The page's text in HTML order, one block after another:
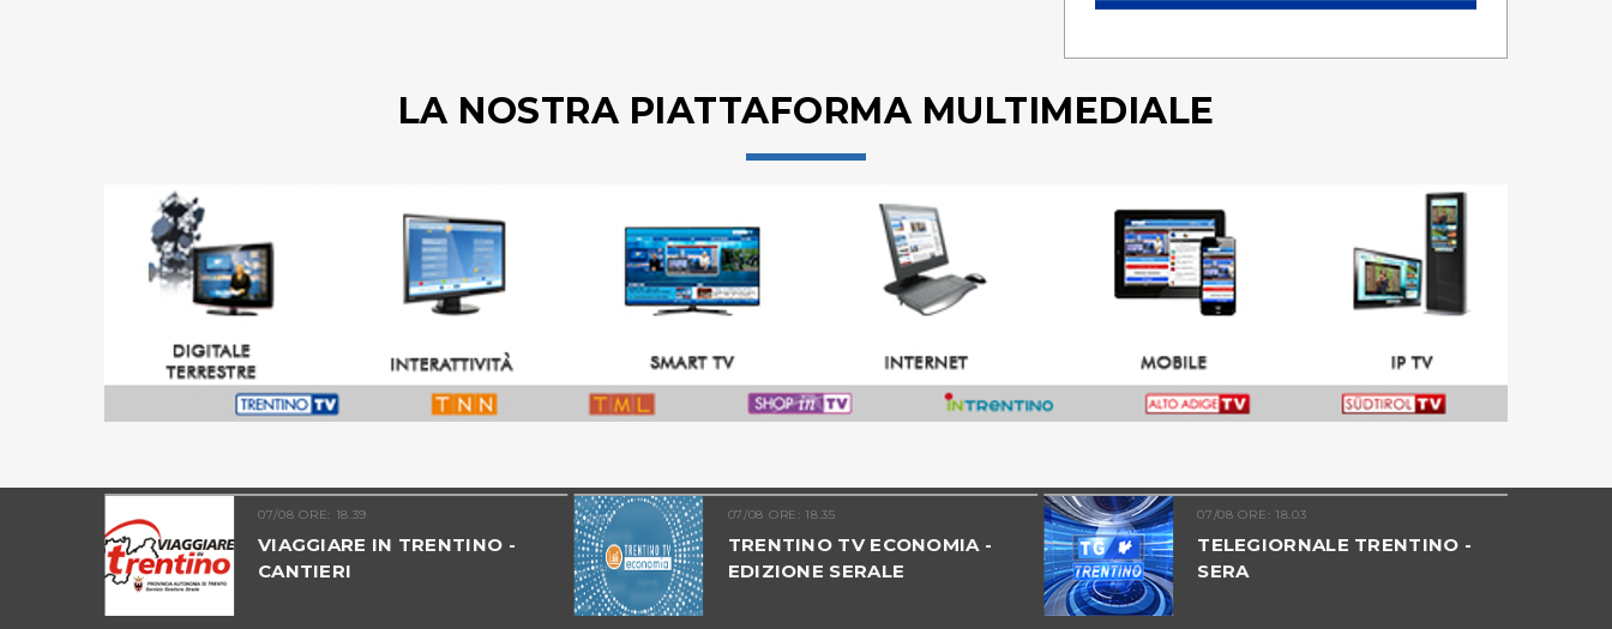
LA NOSTRA PIATTAFORMA MULTIMEDIALE
07/08 ORE: 18.39
VIAGGIARE IN TRENTINO -
CANTIERI
07/08 ORE: 18.35
TRENTINO TV ECONOMIA -
EDIZIONE SERALE
07/08 ORE: 18.03
TELEGIORNALE TRENTINO -
SERA